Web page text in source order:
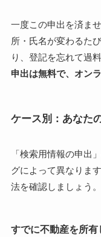
一度この申出を済ま
所・氏名が変わるた
り、登記を忘れて過
申出は無料で、オン
ケース別：あなた
「検索用情報の申出
グによって異なりま
法を確認しましょう。
すでに不動産を所